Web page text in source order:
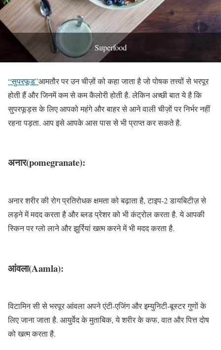
Superfood
“सुपरफूड”आमतौर पर उन चीज़ों को कहा जाता है जो पोषक तत्त्वों से भरपूर
होती हैं और जिनमें कम से कम कैलोरी होती है. लेकिन अच्छी बात ये है कि
सुपरफूड्स के लिए आपको महंगे और बाहर से आने वाली चीज़ों पर निर्भर नहीं
रहना पड़ता. आप इसे आपके आस पास से भी प्राप्त कर सकते है.
अनार(pomegranate):
अनार शरीर की रोग प्रतिरोधक क्षमता को बढ़ाता है, टाइप-2 डायबिटीज़ से
लड़ने में मदद करता है और ब्लड प्रेशर को भी कंट्रोल करता है. ये आपकी
स्किन पर ग्लो लाने और झुर्रियां खत्म करने में भी मदद करता है.
आंवला(Aamla):
विटामिन सी से भरपूर आंवला अपने एंटी-एजिंग और इम्युनिटी-बूस्टर गुणों के
लिए जाना जाता है. आयुर्वेद के मुताबिक, ये शरीर के कफ, वात और पित्त दोष
को खत्म करता है.